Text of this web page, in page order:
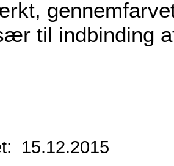
til indbinding
15.12.2015